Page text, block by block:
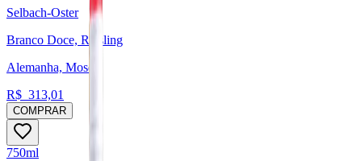
Selbach-Oster
Branco Doce, Riesling
Alemanha, Mosel
R$ 313,01
COMPRAR
750ml